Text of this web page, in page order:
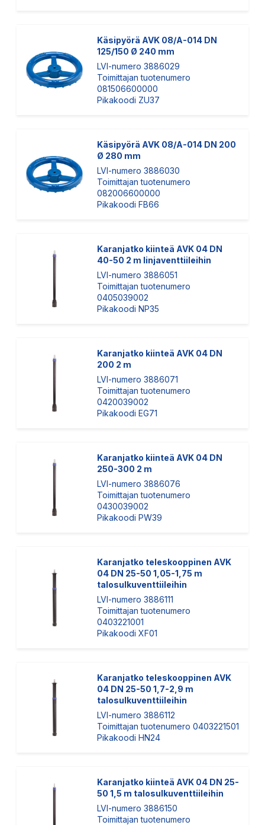
Käsipyörä AVK 08/A-014 DN
125/150 Ø 240 mm
LVI-numero 3886029
Toimittajan tuotenumero
081506600000
Pikakoodi ZU37
Käsipyörä AVK 08/A-014 DN 200
Ø 280 mm
LVI-numero 3886030
Toimittajan tuotenumero
082006600000
Pikakoodi FB66
Karanjatko kiinteä AVK 04 DN
40-50 2 m linjaventtiileihin
LVI-numero 3886051
Toimittajan tuotenumero
0405039002
Pikakoodi NP35
Karanjatko kiinteä AVK 04 DN
200 2 m
LVI-numero 3886071
Toimittajan tuotenumero
0420039002
Pikakoodi EG71
Karanjatko kiinteä AVK 04 DN
250-300 2 m
LVI-numero 3886076
Toimittajan tuotenumero
0430039002
Pikakoodi PW39
Karanjatko teleskooppinen AVK
04 DN 25-50 1,05-1,75 m
talosulkuventtiileihin
LVI-numero 3886111
Toimittajan tuotenumero
0403221001
Pikakoodi XF01
Karanjatko teleskooppinen AVK
04 DN 25-50 1,7-2,9 m
talosulkuventtiileihin
LVI-numero 3886112
Toimittajan tuotenumero 0403221501
Pikakoodi HN24
Karanjatko kiinteä AVK 04 DN 25-
50 1,5 m talosulkuventtiileihin
LVI-numero 3886150
Toimittajan tuotenumero